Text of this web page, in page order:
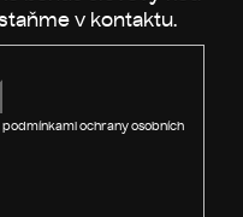
podmínkami ochrany osobních